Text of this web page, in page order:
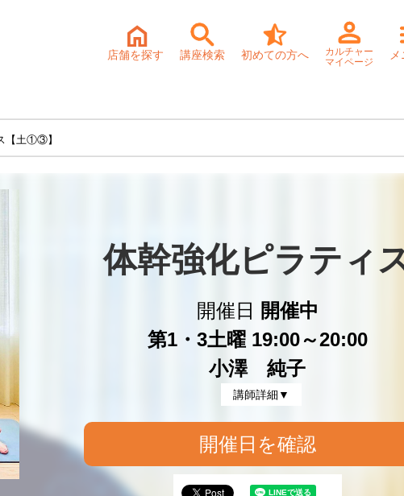
店舗を探す 講座検索 初めての方へ
カルチャー
マイページ
【土①③】
体幹強化ピラティ
開催日
開催中
第1・3土曜 19:00～20:00
小澤 純子
講師詳細▼
開催日を確認